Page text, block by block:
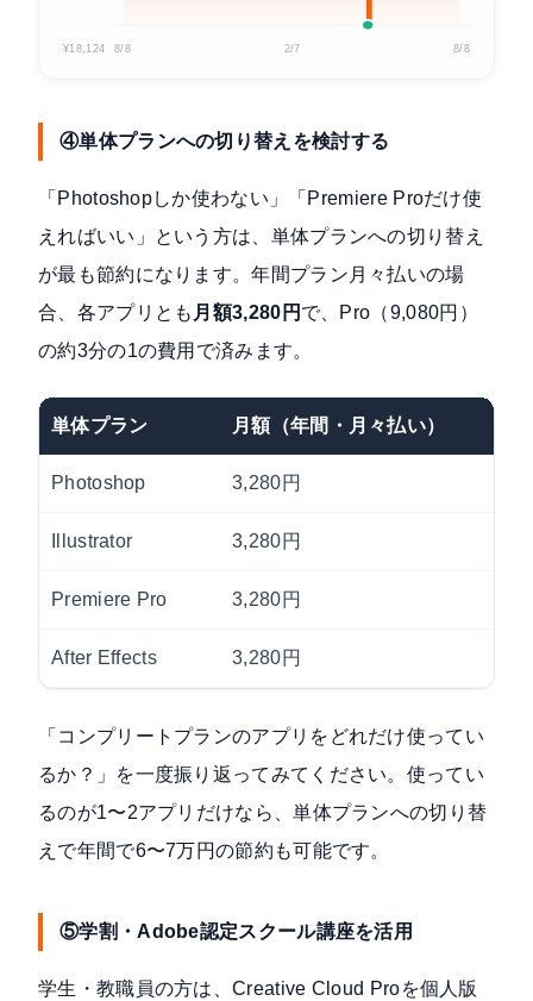
¥18,124 8/8 2/7 8/8
④単体プランへの切り替えを検討する
「Photoshopしか使わない」「Premiere Proだけ使
えればいい」という方は、単体プランへの切り替え
が最も節約になります。年間プラン月々払いの場
合、各アプリとも 月額3,280円 で、Pro（9,080円）
の約3分の1の費用で済みます。
単体プラン 月額（年間・月々払い）
Photoshop 3,280円
Illustrator 3,280円
Premiere Pro 3,280円
After Effects 3,280円
「コンプリートプランのアプリをどれだけ使ってい
るか？」を一度振り返ってみてください。使ってい
るのが1〜2アプリだけなら、単体プランへの切り替
えで年間で6〜7万円の節約も可能です。
⑤学割・Adobe認定スクール講座を活用
学生・教職員の方は、Creative Cloud Proを個人版